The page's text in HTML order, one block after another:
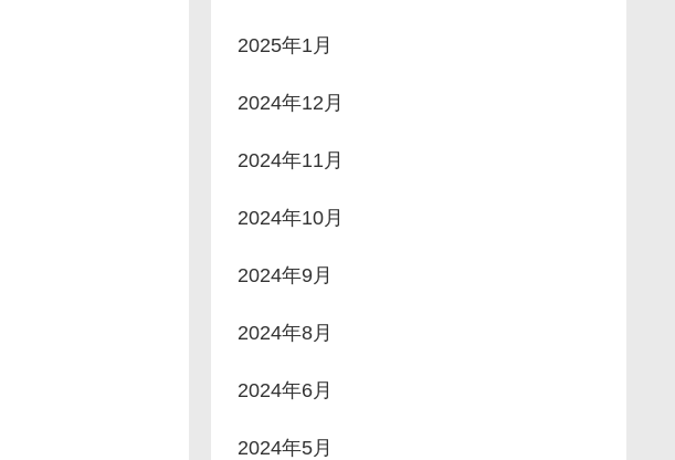
2025年1月
2024年12月
2024年11月
2024年10月
2024年9月
2024年8月
2024年6月
2024年5月